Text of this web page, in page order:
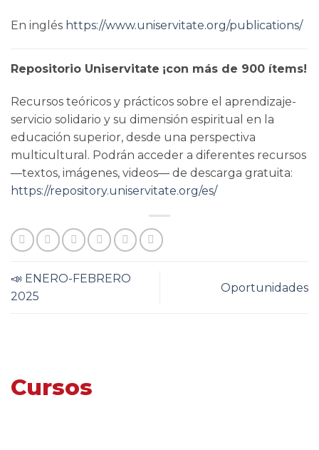
En inglés https://www.uniservitate.org/publications/
Repositorio Uniservitate ¡con más de 900 ítems!
Recursos teóricos y prácticos sobre el aprendizaje-
servicio solidario y su dimensión espiritual en la
educación superior, desde una perspectiva
multicultural. Podrán acceder a diferentes recursos
—textos, imágenes, videos— de descarga gratuita:
https://repository.uniservitate.org/es/
📣 ENERO-FEBRERO
2025
Oportunidades
Cursos